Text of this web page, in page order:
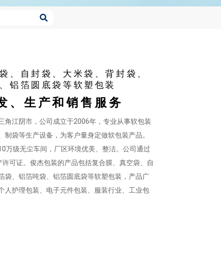
、自封袋、大米袋、背封袋、
铝箔圆底袋等软塑包装
、生产和销售服务
角江阴市，公司成立于2006年，专业从事软包装
袋等生产设备，为客户量身定做软包装产品。
万级无尘车间，厂区环境优美、整洁。公司通过
可证。俊杰包装的产品包括复合膜、真空袋、自
袋、铝箔吨袋、铝箔圆底袋等软塑包装，产品广
人护理包装、电子元件包装、服装行业、工业包